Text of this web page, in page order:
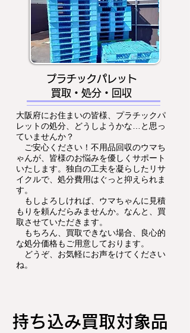
プラチックパレット
買取・処分・回収
大阪府にお住まいの皆様、プラチックパ
レットの処分、どうしようかな…と思っ
ていませんか？
ご安心ください！不用品回収のウマち
ゃんが、皆様のお悩みを優しくサポート
いたします。独自の工夫を凝らしたリサ
イクルで、処分費用はぐっと抑えられま
す。
もしよろしければ、ウマちゃんに見積
もりを頼んだらみませんか。なんと、買
取させていただきます。
もちろん、買取できない場合、良心的
な処分価格もご用意しております。
どうぞ、お気軽にお声をけてください
ね。
持ち込み​買取対象品